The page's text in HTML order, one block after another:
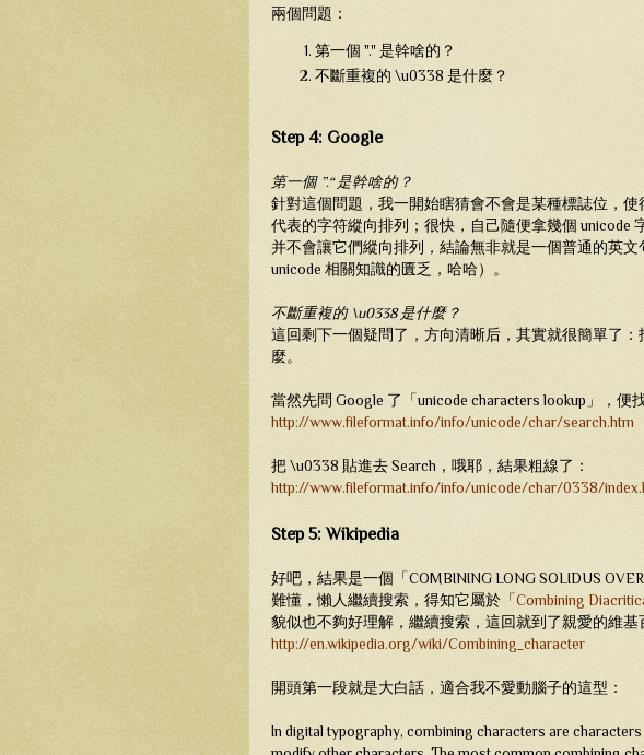
兩個問題：
第一個 "." 是幹啥的？
不斷重複的 \u0338 是什麼？
Step 4: Google
第一個 ”.“ 是幹啥的？
針對這個問題，我一開始瞎猜會不會是某種標誌位，
代表的字符縱向排列；很快，自己隨便拿幾個 unicode
并不會讓它們縱向排列，結論無非就是一個普通的英
unicode 相關知識的匱乏，哈哈）。
不斷重複的 \u0338 是什麼？
這回剩下一個疑問了，方向清晰后，其實就很簡單了
麼。
當然先問 Google 了「unicode characters lookup」，便
http://www.fileformat.info/info/unicode/char/search.htm
把 \u0338 貼進去 Search，哦耶，結果粗線了：
http://www.fileformat.info/info/unicode/char/0338/
Step 5: Wikipedia
好吧，結果是一個「COMBINING LONG SOLIDUS
難懂，懶人繼續搜索，得知它屬於「Combining
貌似也不夠好理解，繼續搜索，這回就到了親愛的維基
http://en.wikipedia.org/wiki/Combining_character
開頭第一段就是大白話，適合我不愛動腦子的這型：
In digital typography, combining characters are characters